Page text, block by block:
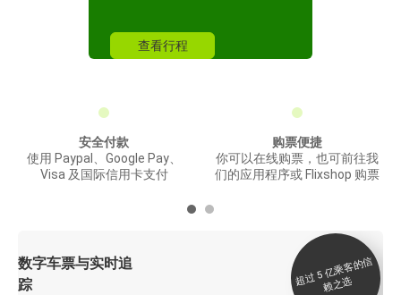
查看行程
安全付款
使用 Paypal、Google Pay、
Visa 及国际信用卡支付
购票便捷
你可以在线购票，也可前往我
们的应用程序或 Flixshop 购票
数字车票与实时追
踪
超
过 5
亿
乘
客
的
信
赖
之
选